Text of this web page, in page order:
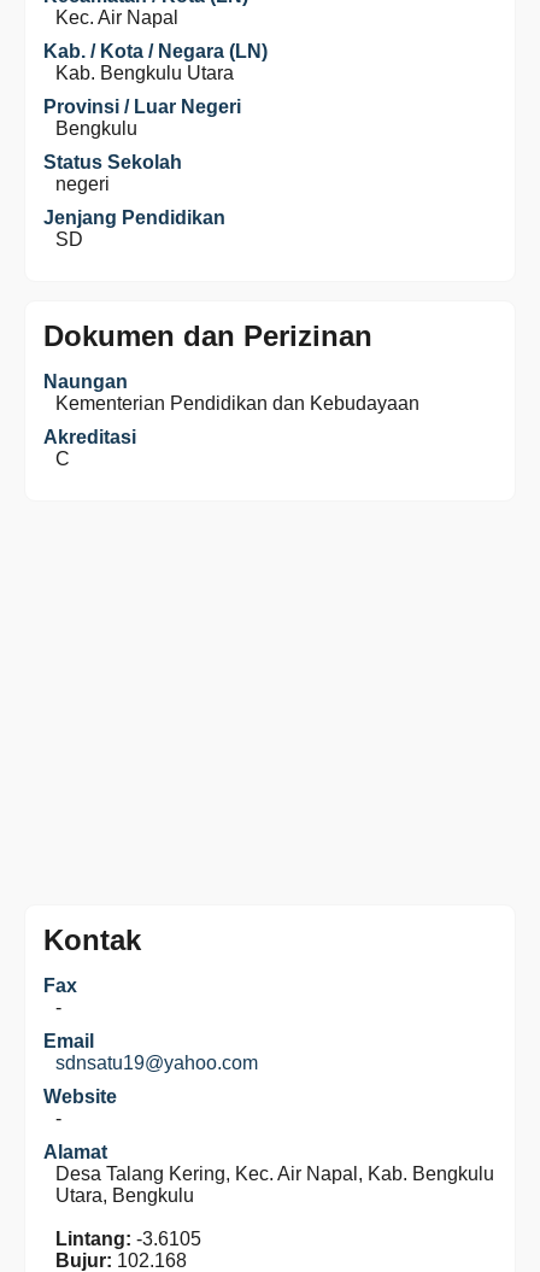
Kec. Air Napal
Kab. / Kota / Negara (LN)
Kab. Bengkulu Utara
Provinsi / Luar Negeri
Bengkulu
Status Sekolah
negeri
Jenjang Pendidikan
SD
Dokumen dan Perizinan
Naungan
Kementerian Pendidikan dan Kebudayaan
Akreditasi
C
Kontak
Fax
-
Email
sdnsatu19@yahoo.com
Website
-
Alamat
Desa Talang Kering, Kec. Air Napal, Kab. Bengkulu
Utara, Bengkulu
Lintang: -3.6105
Bujur: 102.168